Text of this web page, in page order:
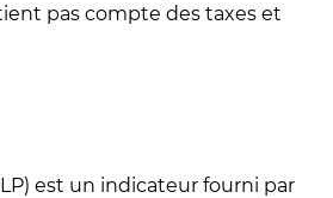
pas compte des taxes et
est un indicateur fourni par